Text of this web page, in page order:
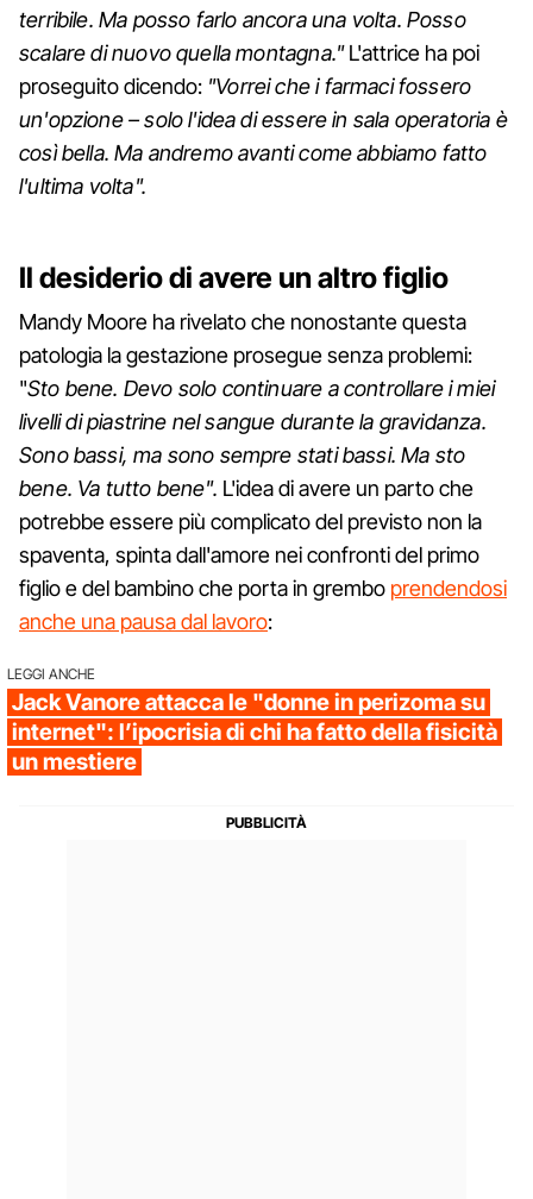
terribile. Ma posso farlo ancora una volta. Posso
scalare di nuovo quella montagna."L'attrice ha poi
proseguito dicendo: "Vorrei che i farmaci fossero
un'opzione – solo l'idea di essere in sala operatoria è
così bella. Ma andremo avanti come abbiamo fatto
l'ultima volta".
Il desiderio di avere un altro figlio
Mandy Moore ha rivelato che nonostante questa
patologia la gestazione prosegue senza problemi:
"Sto bene. Devo solo continuare a controllare i miei
livelli di piastrine nel sangue durante la gravidanza.
Sono bassi, ma sono sempre stati bassi. Ma sto
bene. Va tutto bene". L'idea di avere un parto che
potrebbe essere più complicato del previsto non la
spaventa, spinta dall'amore nei confronti del primo
figlio e del bambino che porta in grembo prendendosi
anche una pausa dal lavoro:
LEGGI ANCHE
Jack Vanore attacca le "donne in perizoma su
internet": l’ipocrisia di chi ha fatto della fisicità
un mestiere